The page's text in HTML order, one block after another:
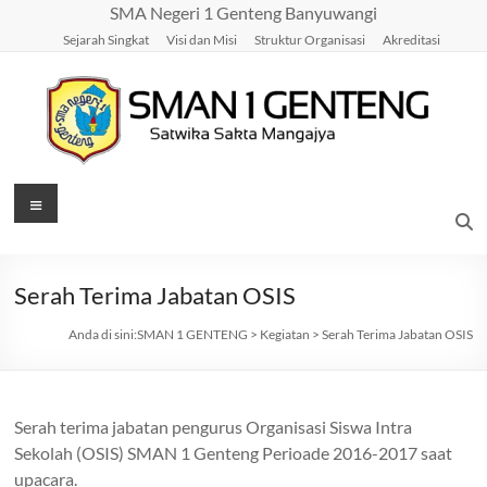
SMA Negeri 1 Genteng Banyuwangi
Sejarah Singkat Visi dan Misi Struktur Organisasi Akreditasi
SMAN
GENTENG
Menu
Serah Terima Jabatan OSIS
Anda di sini:SMAN 1 GENTENG > Kegiatan > Serah Terima Jabatan OSIS
Serah terima jabatan pengurus Organisasi Siswa Intra
Sekolah (OSIS) SMAN 1 Genteng Perioade 2016-2017 saat
upacara.